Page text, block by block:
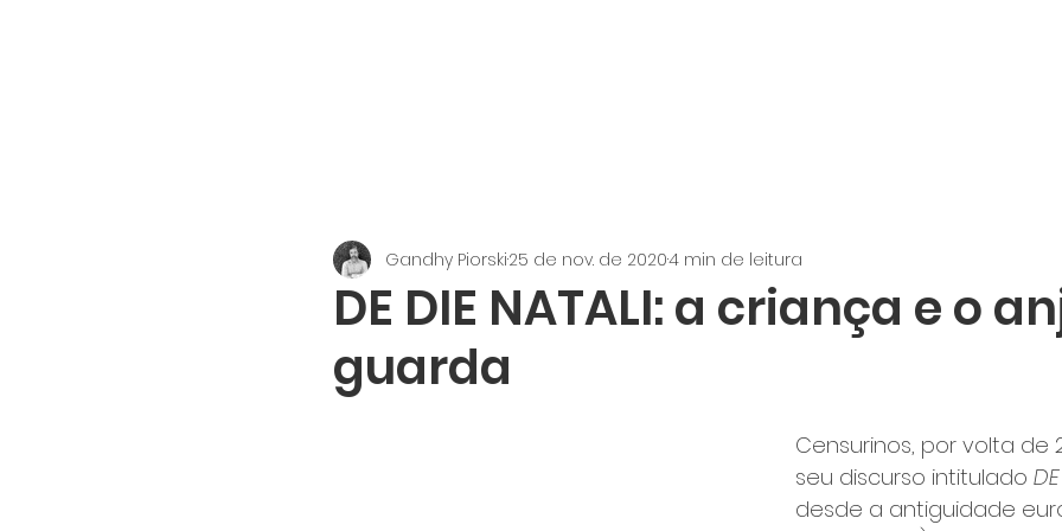
DE DIE NATALI: a criança e o
guarda
Gandhy Piorski25 de nov. de 20204 min de leitura
Censurinos, por volta de
seu discurso intitulado
desde a antiguidade